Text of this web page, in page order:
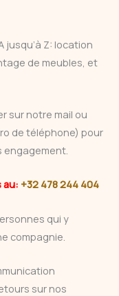
jusqu’à Z: location
de meubles, et
sur notre mail ou
de téléphone) pour
au: +32 478 244 404
qui y
compagnie.
sur nos